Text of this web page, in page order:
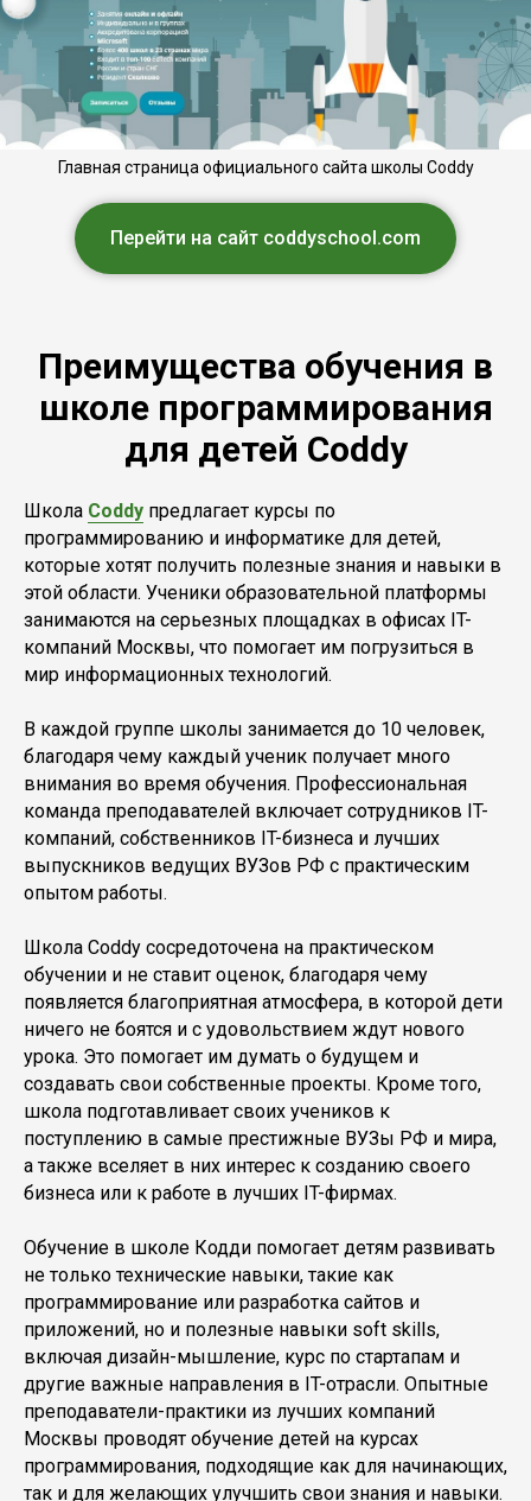
Главная страница официального сайта школы Coddy
Перейти на сайт coddyschool.com
Преимущества обучения в
школе программирования
для детей Coddy
Школа Coddy предлагает курсы по
программированию и информатике для детей,
которые хотят получить полезные знания и навыки в
этой области. Ученики образовательной платформы
занимаются на серьезных площадках в офисах IT-
компаний Москвы, что помогает им погрузиться в
мир информационных технологий.
В каждой группе школы занимается до 10 человек,
благодаря чему каждый ученик получает много
внимания во время обучения. Профессиональная
команда преподавателей включает сотрудников IT-
компаний, собственников IT-бизнеса и лучших
выпускников ведущих ВУЗов РФ с практическим
опытом работы.
Школа Coddy сосредоточена на практическом
обучении и не ставит оценок, благодаря чему
появляется благоприятная атмосфера, в которой дети
ничего не боятся и с удовольствием ждут нового
урока. Это помогает им думать о будущем и
создавать свои собственные проекты. Кроме того,
школа подготавливает своих учеников к
поступлению в самые престижные ВУЗы РФ и мира,
а также вселяет в них интерес к созданию своего
бизнеса или к работе в лучших IT-фирмах.
Обучение в школе Кодди помогает детям развивать
не только технические навыки, такие как
программирование или разработка сайтов и
приложений, но и полезные навыки soft skills,
включая дизайн-мышление, курс по стартапам и
другие важные направления в IT-отрасли. Опытные
преподаватели-практики из лучших компаний
Москвы проводят обучение детей на курсах
программирования, подходящие как для начинающих,
так и для желающих улучшить свои знания и навыки.